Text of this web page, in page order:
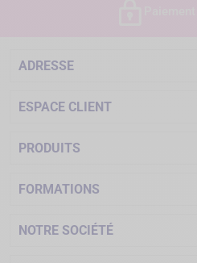
ADRESSE
ESPACE CLIENT
PRODUITS
FORMATIONS
NOTRE SOCIÉTÉ